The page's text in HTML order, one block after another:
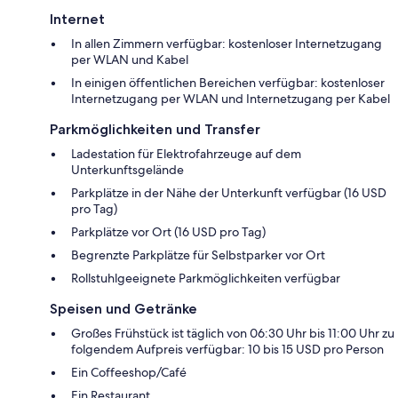
Internet
In allen Zimmern verfügbar: kostenloser Internetzugang
per WLAN und Kabel
In einigen öffentlichen Bereichen verfügbar: kostenloser
Internetzugang per WLAN und Internetzugang per Kabel
Parkmöglichkeiten und Transfer
Ladestation für Elektrofahrzeuge auf dem
Unterkunftsgelände
Parkplätze in der Nähe der Unterkunft verfügbar (16 USD
pro Tag)
Parkplätze vor Ort (16 USD pro Tag)
Begrenzte Parkplätze für Selbstparker vor Ort
Rollstuhlgeeignete Parkmöglichkeiten verfügbar
Speisen und Getränke
Großes Frühstück ist täglich von 06:30 Uhr bis 11:00 Uhr zu
folgendem Aufpreis verfügbar: 10 bis 15 USD pro Person
Ein Coffeeshop/Café